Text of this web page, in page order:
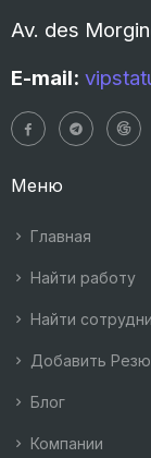
Av. des
E-mail:
Меню
Главная
Найти работу
Найти
Добавить
Блог
Компании